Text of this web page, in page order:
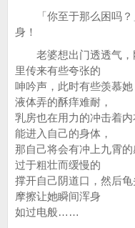
「你至于那么困吗？
身！
老婆想出门透透气，
里传来有些夸张的
呻吟声，此时有些羡慕
液体弄的酥痒难耐，
乳房也在用力的冲击着
能进入自己的身体，
那自己将会有冲上九霄
过于粗壮而缓慢的
撑开自己阴道口，然后
摩擦让她瞬间浑身
如过电般……